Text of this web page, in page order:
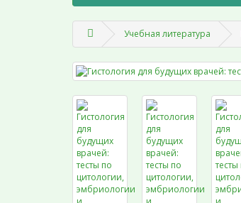
Учебная литература